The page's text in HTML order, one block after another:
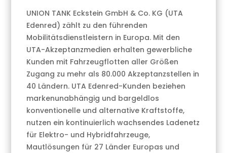
UNION TANK Eckstein GmbH & Co. KG (UTA
Edenred) zählt zu den führenden
Mobilitätsdienstleistern in Europa. Mit den
UTA-Akzeptanzmedien erhalten gewerbliche
Kunden mit Fahrzeugflotten aller Größen
Zugang zu mehr als 80.000 Akzeptanzstellen in
40 Ländern. UTA Edenred-Kunden beziehen
markenunabhängig und bargeldlos
konventionelle und alternative Kraftstoffe,
nutzen ein kontinuierlich wachsendes Ladenetz
für Elektro- und Hybridfahrzeuge,
Mautlösungen für 27 Länder Europas und